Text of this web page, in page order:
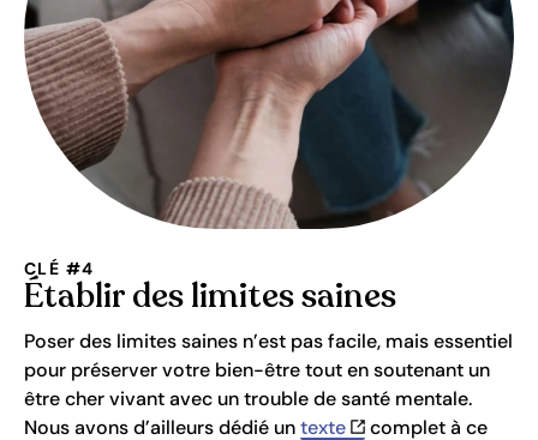
CLÉ #4
Établir des limites saines
Poser des limites saines n’est pas facile, mais essentiel
pour préserver votre bien-être tout en soutenant un
être cher vivant avec un trouble de santé mentale.
Nous avons d’ailleurs dédié untexte complet à ce